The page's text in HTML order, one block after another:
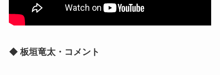
◆ 板垣竜太・コメント